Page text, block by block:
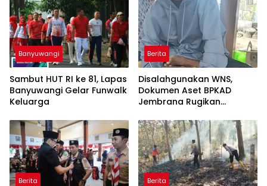
Banyuwangi
Sambut HUT RI ke 81, Lapas
Banyuwangi Gelar Funwalk
Keluarga
Berita
Disalahgunakan WNS,
Dokumen Aset BPKAD
Jembrana Rugikan
Berita Berita